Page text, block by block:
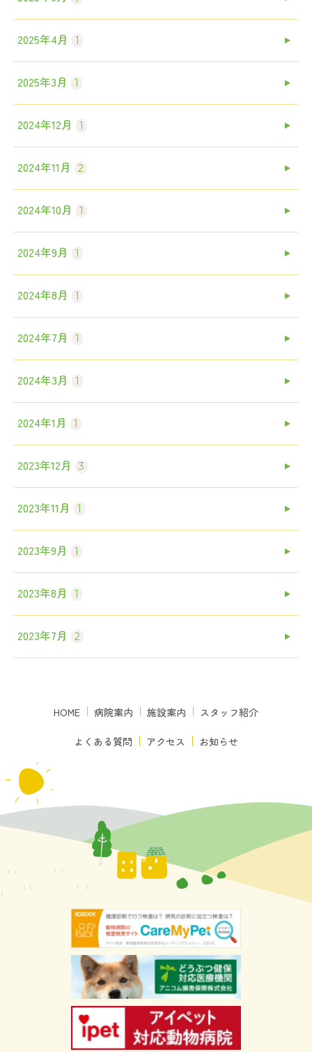
2025年4月 1
2025年3月 1
2024年12月 1
2024年11月 2
2024年10月 1
2024年9月 1
2024年8月 1
2024年7月 1
2024年3月 1
2024年1月 1
2023年12月 3
2023年11月 1
2023年9月 1
2023年8月 1
2023年7月 2
HOME 病院案内 施設案内 スタッフ紹介
よくある質問 アクセス お知らせ